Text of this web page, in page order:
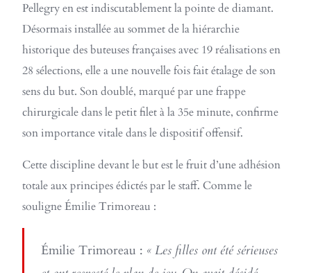
Pellegry en est indiscutablement la pointe de diamant.
Désormais installée au sommet de la hiérarchie
historique des buteuses françaises avec 19 réalisations en
28 sélections, elle a une nouvelle fois fait étalage de son
sens du but. Son doublé, marqué par une frappe
chirurgicale dans le petit filet à la 35e minute, confirme
son importance vitale dans le dispositif offensif.
Cette discipline devant le but est le fruit d’une adhésion
totale aux principes édictés par le staff. Comme le
souligne Émilie Trimoreau :
Émilie Trimoreau : « Les filles ont été sérieuses